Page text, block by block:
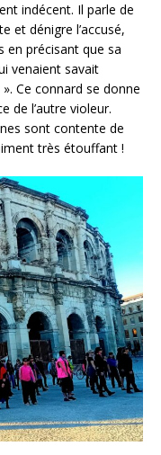
indécent. Il parle de
et dénigre l’accusé,
en précisant que sa
venaient savait
Ce connard se donne
de l’autre violeur.
sont contente de
très étouffant !